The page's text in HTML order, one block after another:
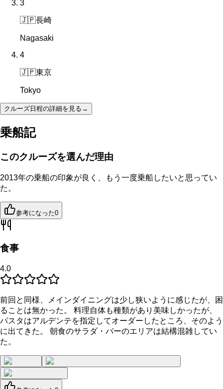
3
🇯🇵長崎
Nagasaki
4
🇯🇵東京
Tokyo
クルーズ日程の詳細を見る →
乗船記
このクルーズを選んだ理由
2013年の乗船の印象が良く、もう一度乗船したいと思ってい
た。
参考になった0
食事
4.0
前回と同様、メインダイニングは少し狭いように感じたが、困
ることは無かった。 料理自体も種類があり美味しかったが、
パスタはアルデンテを指定してオーダーしたところ、そのよう
に出てきた。 朝食のサラダ・バーのエリアは結構混雑してい
た。